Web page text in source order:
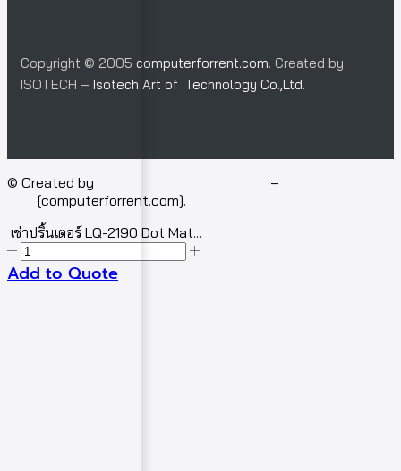
Copyright © 2005 computerforrent.com. Created by
ISOTECH – Isotech Art of Technology Co.,Ltd.
© Created by –
[computerforrent.com].
เช่าปริ้นเตอร์ LQ-2190 Dot Mat...
Add to Quote